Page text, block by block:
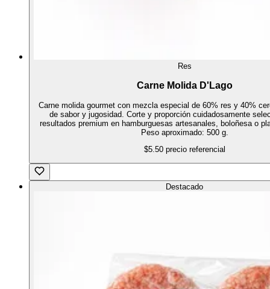
Res
Carne Molida D'Lago
Carne molida gourmet con mezcla especial de 60% res y 40%
de sabor y jugosidad. Corte y proporción cuidadosamente
resultados premium en hamburguesas artesanales, boloñesa o
Peso aproximado: 500 g.
$5.50 precio referencial
Destacado